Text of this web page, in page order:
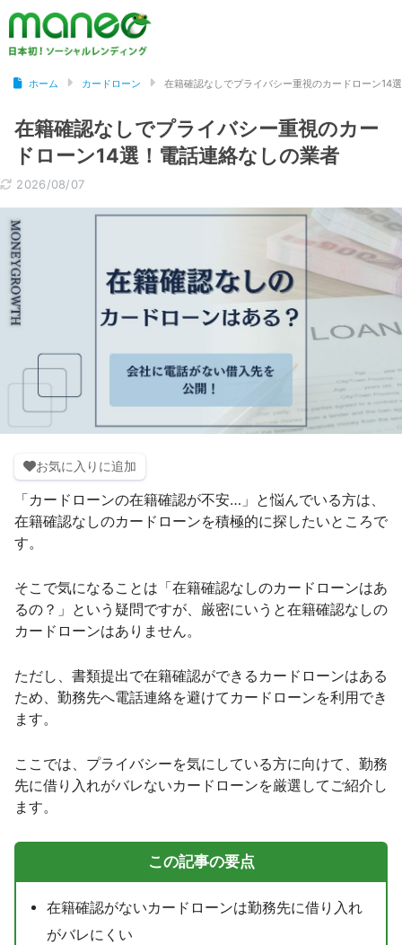
ホーム カードローン 在籍確認なしでプライバシー重視のカードローン14
在籍確認なしでプライバシー重視のカー
ドローン14選！電話連絡なしの業者
2026/08/07
お気に入りに追加
「カードローンの在籍確認が不安…」と悩んでいる方は、
在籍確認なしのカードローンを積極的に探したいところで
す。
そこで気になることは「在籍確認なしのカードローンはあ
るの？」という疑問ですが、厳密にいうと在籍確認なしの
カードローンはありません。
ただし、書類提出で在籍確認ができるカードローンはある
ため、勤務先へ電話連絡を避けてカードローンを利用でき
ます。
ここでは、プライバシーを気にしている方に向けて、勤務
先に借り入れがバレないカードローンを厳選してご紹介し
ます。
この記事の要点
在籍確認がないカードローンは勤務先に借り入れ
がバレにくい